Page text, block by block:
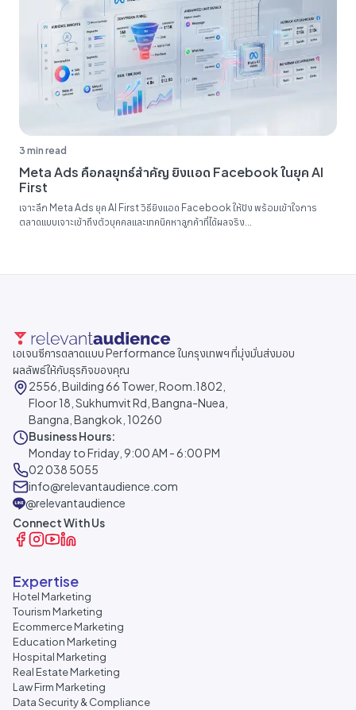
3 min read
Meta Ads คือกลยุทธ์สำคัญ ยิงแอด Facebook ในยุค AI
First
เจาะลึก Meta Ads ยุค AI First วิธียิงแอด Facebook ให้ปัง พร้อมเข้าใจการ
ตลาดแบบเจาะเข้าถึงตัวบุคคลและเทคนิคหาลูกค้าที่ได้ผลจริง...
เอเจนซีการตลาดแบบ Performance ในกรุงเทพฯ ที่มุ่งมั่นส่งมอบ
ผลลัพธ์ให้กับธุรกิจของคุณ
2556, Building 66 Tower, Room.1802,
Floor 18, Sukhumvit Rd, Bangna-Nuea,
Bangna, Bangkok, 10260
Business Hours:
Monday to Friday, 9:00 AM - 6:00 PM
02 038 5055
info@relevantaudience.com
@relevantaudience
Connect With Us
Expertise
Hotel Marketing
Tourism Marketing
Ecommerce Marketing
Education Marketing
Hospital Marketing
Real Estate Marketing
Law Firm Marketing
Data Security & Compliance